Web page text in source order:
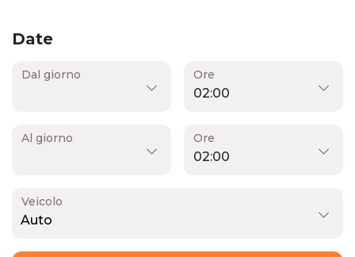
Date
Dal giorno Ore
Al giorno Ore
Veicolo
Auto